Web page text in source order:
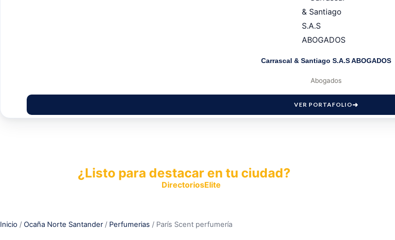
Carrascal & Santiago S.A.S ABOGADOS
Abogados
VER PORTAFOLIO
¿Listo para destacar en tu ciudad?
DirectoriosElite
Inicio / Ocaña Norte Santander/ Perfumerias / París Scent perfumería